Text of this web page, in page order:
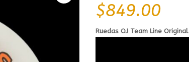
$849.00
Ruedas OJ Team Line Original